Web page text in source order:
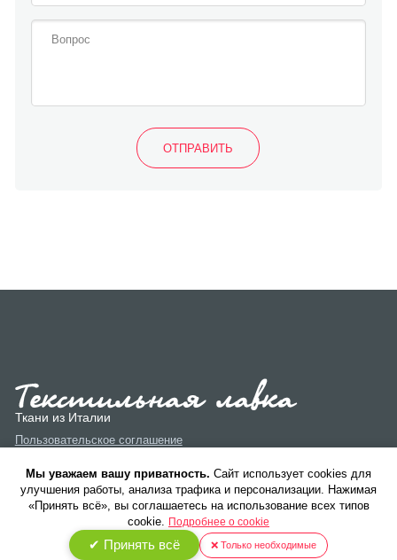
Ткани из Италии
Пользовательское соглашение
Политика конфиденциальности
Мы уважаем вашу приватность. Cайт использует cookies для
улучшения работы, анализа трафика и персонализации. Нажимая
«Принять всё», вы соглашаетесь на использование всех типов
cookie. Подробнее о cookie
✔ Принять всё ❌ Только необходимые